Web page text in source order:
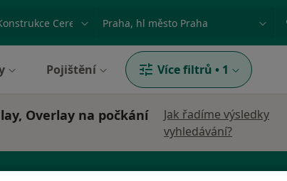
nebo příjmení Město nebo region
Pojištění Více filtrů • 1
Overlay na počkání
Jak řadíme výsledky
vyhledávání?